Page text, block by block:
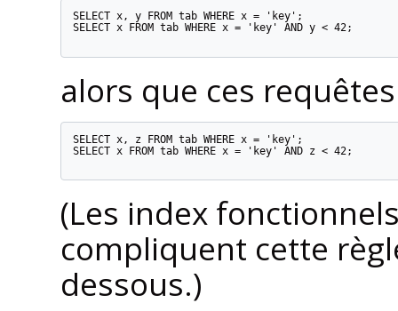
SELECT x, y FROM tab WHERE x = 'key';
SELECT x FROM tab WHERE x = 'key' AND y < 42;
alors que ces
SELECT x, z FROM tab WHERE x = 'key';
SELECT x FROM tab WHERE x = 'key' AND z < 42;
(Les index
compliquent cette
dessous.)